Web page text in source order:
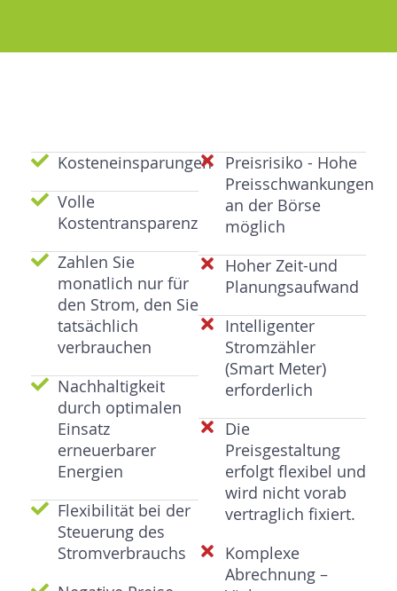
Kosteneinsparungen
Volle
Kostentransparenz
Zahlen Sie
monatlich nur für
den Strom, den Sie
tatsächlich
verbrauchen
Nachhaltigkeit
durch optimalen
Einsatz
erneuerbarer
Energien
Flexibilität bei der
Steuerung des
Stromverbrauchs
Preisrisiko - Hohe
Preisschwankungen
an der Börse
möglich
Hoher Zeit-und
Planungsaufwand
Intelligenter
Stromzähler
(Smart Meter)
erforderlich
Die
Preisgestaltung
erfolgt flexibel und
wird nicht vorab
vertraglich fixiert.
Komplexe
Abrechnung –